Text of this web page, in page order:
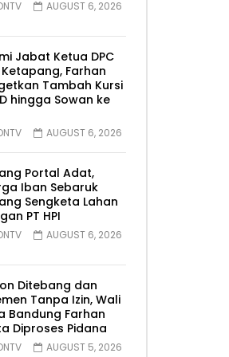
AUGUST 6, 2026
Jabat Ketua DPC
Ketapang, Farhan
Tambah Kursi
hingga Sowan ke
AUGUST 6, 2026
Portal Adat,
Iban Sebaruk
Sengketa Lahan
PT HPI
AUGUST 6, 2026
Ditebang dan
Tanpa Izin, Wali
Bandung Farhan
Diproses Pidana
AUGUST 5, 2026